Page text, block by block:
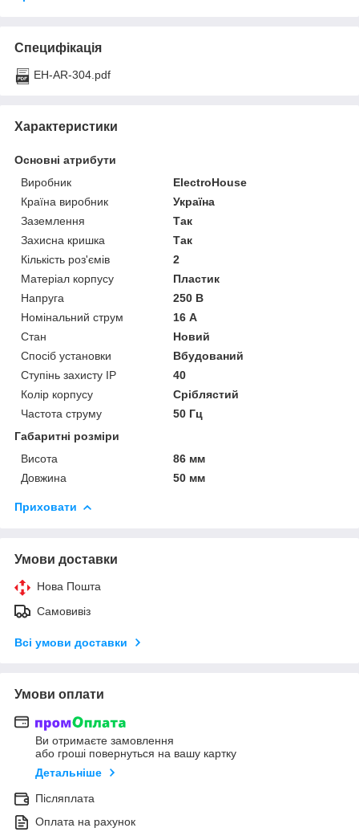
Специфікація
EH-AR-304.pdf
Характеристики
Основні атрибути
Виробник
ElectroHouse
Країна виробник
Україна
Заземлення
Так
Захисна кришка
Так
Кількість роз'ємів
2
Матеріал корпусу
Пластик
Напруга
250 В
Номінальний струм
16 А
Стан
Новий
Спосіб установки
Вбудований
Ступінь захисту IP
40
Колір корпусу
Сріблястий
Частота струму
50 Гц
Габаритні розміри
Висота
86 мм
Довжина
50 мм
Приховати
Умови доставки
Нова Пошта
Самовивіз
Всі умови доставки
Умови оплати
Ви отримаєте замовлення
або гроші повернуться на вашу картку
Детальніше
Післяплата
Оплата на рахунок